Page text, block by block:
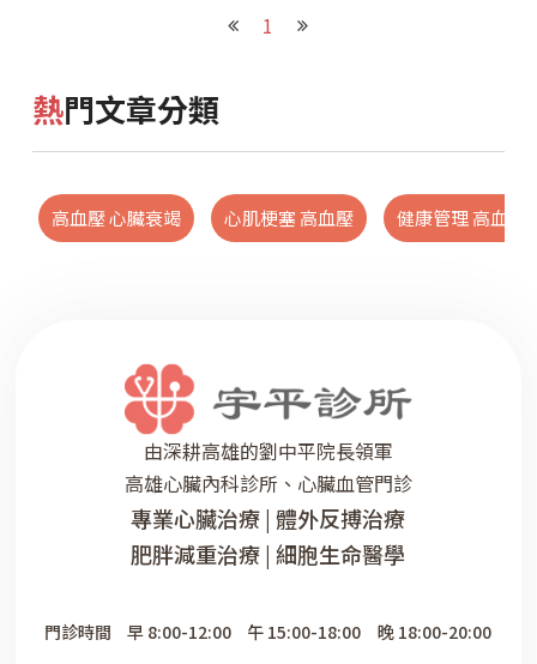
1
熱門文章分類
高血壓 心臟衰竭 心肌梗塞 高血壓 健康管理 高血壓
由深耕高雄的劉中平院長領軍
高雄心臟內科診所、心臟血管門診
專業心臟治療 | 體外反搏治療
肥胖減重治療 | 細胞生命醫學
門診時間 早 8:00-12:00 午 15:00-18:00 晚 18:00-20:00